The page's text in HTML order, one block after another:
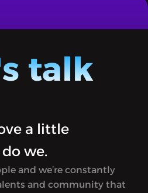
حقيقية
talk
a little
we.
and we’re constantly
and community that